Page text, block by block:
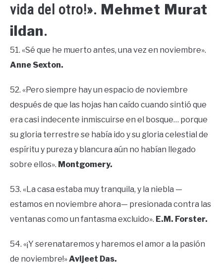
vida del otro!». Mehmet Murat
ildan.
51. «Sé que he muerto antes, una vez en noviembre».
Anne Sexton.
52. «Pero siempre hay un espacio de noviembre
después de que las hojas han caído cuando sintió que
era casi indecente inmiscuirse en el bosque… porque
su gloria terrestre se había ido y su gloria celestial de
espíritu y pureza y blancura aún no habían llegado
sobre ellos». Montgomery.
53. «La casa estaba muy tranquila, y la niebla —
estamos en noviembre ahora— presionada contra las
ventanas como un fantasma excluido». E.M. Forster.
54. «¡Y serenataremos y haremos el amor a la pasión
de noviembre!»Avijeet Das.